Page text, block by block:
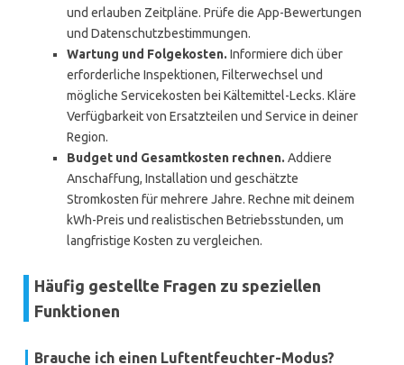
und erlauben Zeitpläne. Prüfe die App-Bewertungen
und Datenschutzbestimmungen.
Wartung und Folgekosten. Informiere dich über
erforderliche Inspektionen, Filterwechsel und
mögliche Servicekosten bei Kältemittel-Lecks. Kläre
Verfügbarkeit von Ersatzteilen und Service in deiner
Region.
Budget und Gesamtkosten rechnen. Addiere
Anschaffung, Installation und geschätzte
Stromkosten für mehrere Jahre. Rechne mit deinem
kWh-Preis und realistischen Betriebsstunden, um
langfristige Kosten zu vergleichen.
Häufig gestellte Fragen zu speziellen
Funktionen
Brauche ich einen Luftentfeuchter-Modus?